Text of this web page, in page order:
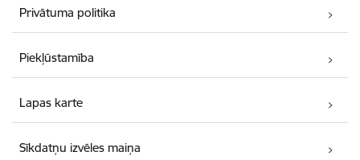
Privātuma politika
Piekļūstamība
Lapas karte
Sīkdatņu izvēles maiņa